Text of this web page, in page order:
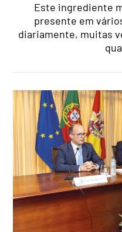
Este ingrediente
presente em
diariamente, muitas